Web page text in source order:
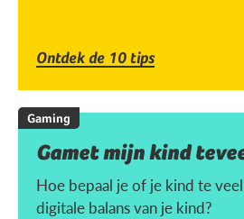
Ontdek de 10 tips
Gaming
Gamet mijn kind
Hoe bepaal je of je kind te
digitale balans van je kind?